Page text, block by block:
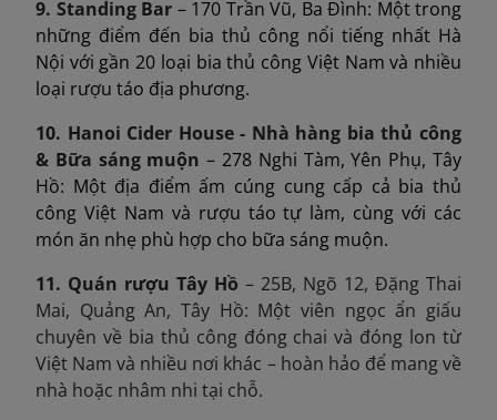
9. Standing Bar – 170 Trần Vũ, Ba Đình: Một trong
những điểm đến bia thủ công nổi tiếng nhất Hà
Nội với gần 20 loại bia thủ công Việt Nam và nhiều
loại rượu táo địa phương.
10. Hanoi Cider House - Nhà hàng bia thủ công
& Bữa sáng muộn– 278 Nghi Tàm, Yên Phụ, Tây
Hồ: Một địa điểm ấm cúng cung cấp cả bia thủ
công Việt Nam và rượu táo tự làm, cùng với các
món ăn nhẹ phù hợp cho bữa sáng muộn.
11. Quán rượu Tây Hồ – 25B, Ngõ 12, Đặng Thai
Mai, Quảng An, Tây Hồ: Một viên ngọc ẩn giấu
chuyên về bia thủ công đóng chai và đóng lon từ
Việt Nam và nhiều nơi khác – hoàn hảo để mang về
nhà hoặc nhâm nhi tại chỗ.